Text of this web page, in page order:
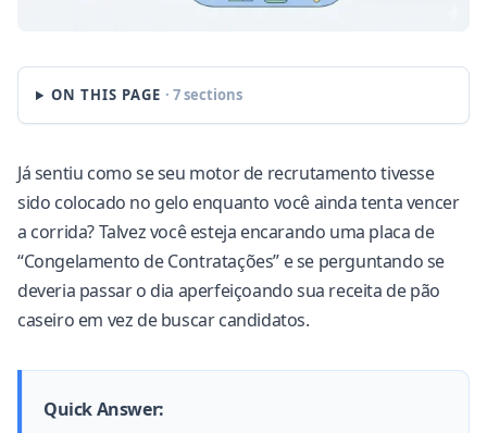
ON THIS PAGE · 7 sections
Já sentiu como se seu motor de recrutamento tivesse
sido colocado no gelo enquanto você ainda tenta vencer
a corrida? Talvez você esteja encarando uma placa de
“Congelamento de Contratações” e se perguntando se
deveria passar o dia aperfeiçoando sua receita de pão
caseiro em vez de buscar candidatos.
Quick Answer: